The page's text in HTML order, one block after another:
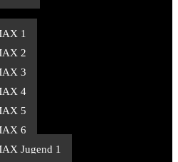
1
2
3
4
5
6
Jugend 1